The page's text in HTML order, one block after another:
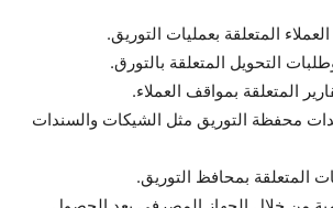
المتعلقة بعمليات التوريق.
التحويل المتعلقة بالتورق.
المتعلقة بمواقف العملاء.
محفظة التوريق مثل الشيكات والسندات
المتعلقة بمحافظ التوريق.